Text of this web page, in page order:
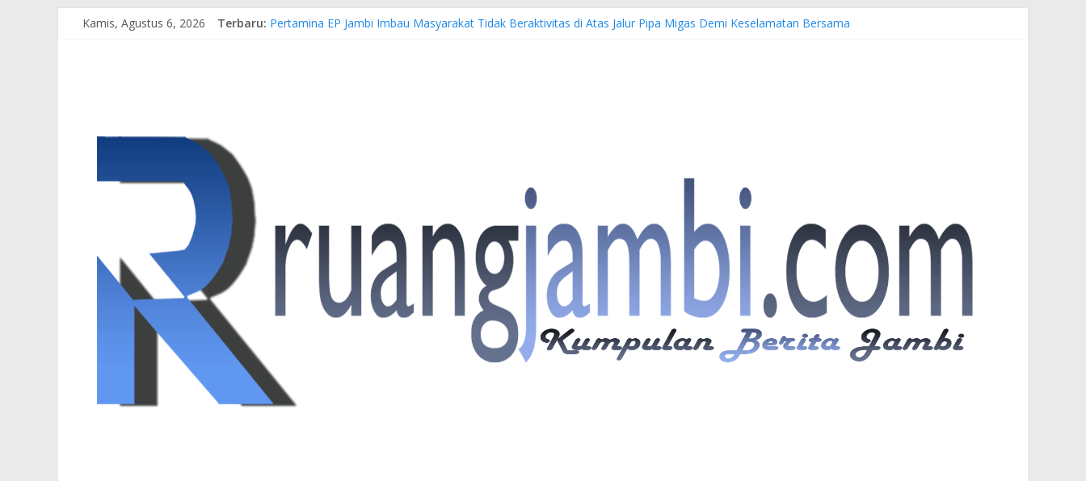
Kamis, Agustus 6, 2026 Terbaru: Pertamina EP Jambi Imbau Masyarakat Tidak Beraktivitas di Atas Jalur Pipa Migas Demi Keselamatan Bersama